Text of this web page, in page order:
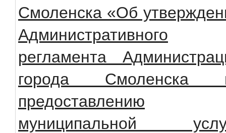
Смоленска «Об
Административного
регламента
города Смоленска
предоставлению
муниципальной